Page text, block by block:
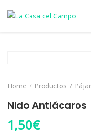
Home Productos
Nido Antiácaros
1,50€